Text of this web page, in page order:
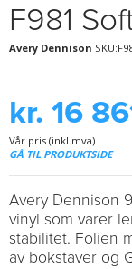
F981
Avery Dennison
kr. 16
Vår pris (inkl.mva)
GÅ TIL PRODUKTSIDE
Avery Dennison
vinyl som varer
stabilitet. Folien
av bokstaver og